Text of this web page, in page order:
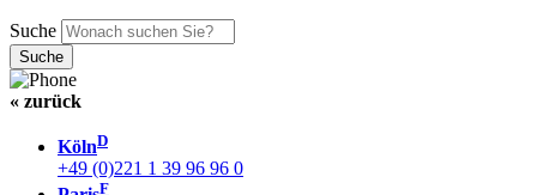
Suche
« zurück
KölnD
+49 (0)221 1 39 96 96 0
F